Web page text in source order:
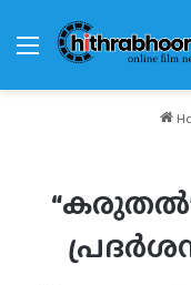
Menu